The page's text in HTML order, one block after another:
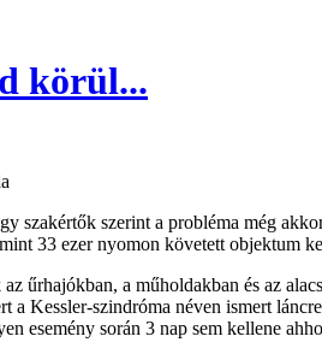
körül...
szerint a probléma még
33 ezer nyomon követett objektum
űrhajókban, a műholdakban és az
a Kessler-szindróma néven ismert
esemény során 3 nap sem kellene